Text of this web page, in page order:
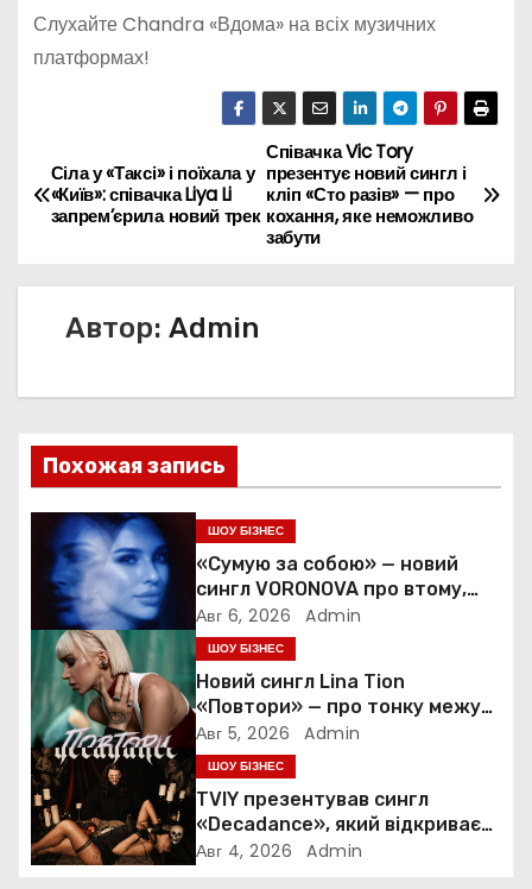
Слухайте Chandra «Вдома» на всіх музичних
платформах!
Н
а
ц
и
я
п
о
з
а
п
и
Співачка Vic Tory
презентує новий сингл і
кліп «Сто разів» — про
кохання, яке неможливо
забути
Сіла у «Таксі» і поїхала у
«Київ»: співачка Liya Li
запрем’єрила новий трек
Автор: Admin
Похожая запись
ШОУ БІЗНЕС
«Сумую за собою» — новий
сингл VORONOVA про втому,
силу та повернення до себе
Авг 6, 2026 Admin
ШОУ БІЗНЕС
Новий сингл Lina Tion
«Повтори» — про тонку межу
між коханням, залежністю та
нав’язливою прив’язаністю
Авг 5, 2026 Admin
ШОУ БІЗНЕС
TVIY презентував сингл
«Decadance», який відкриває
нову сторінку українського
Авг 4, 2026 Admin